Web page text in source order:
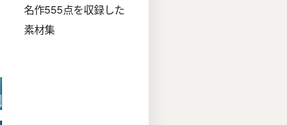
名作555点を収録した
素材集